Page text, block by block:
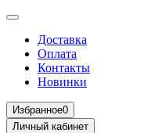
Доставка
Оплата
Контакты
Новинки
Избранное0
Личный кабинет